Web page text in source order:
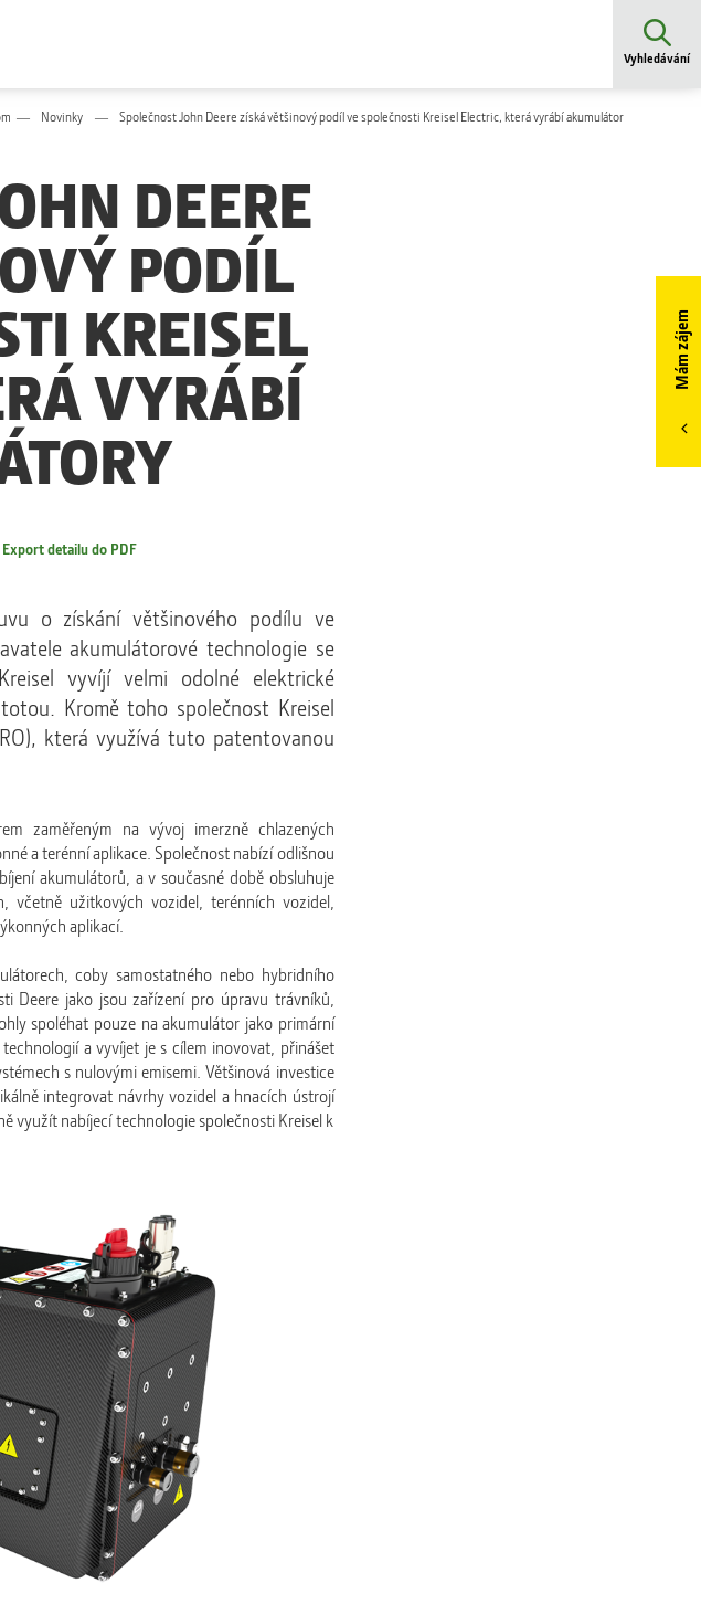
Vyhledávání
Mám zájem
Novinky Společnost John Deere získá většinový podíl ve společnosti Kreisel Electric, která vyrábí akumulátor
DEERE
PODÍL
KREISEL
VYRÁBÍ
Export detailu do PDF
o získání většinového podílu ve
akumulátorové technologie se
vyvíjí velmi odolné elektrické
Kromě toho společnost Kreisel
která využívá tuto patentovanou
zaměřeným na vývoj imerzně chlazených
a terénní aplikace. Společnost nabízí odlišnou
akumulátorů, a v současné době obsluhuje
včetně užitkových vozidel, terénních vozidel,
aplikací.
coby samostatného nebo hybridního
Deere jako jsou zařízení pro úpravu trávníků,
spoléhat pouze na akumulátor jako primární
a vyvíjet je s cílem inovovat, přinášet
s nulovými emisemi. Většinová investice
integrovat návrhy vozidel a hnacích ústrojí
využít nabíjecí technologie společnosti Kreisel k